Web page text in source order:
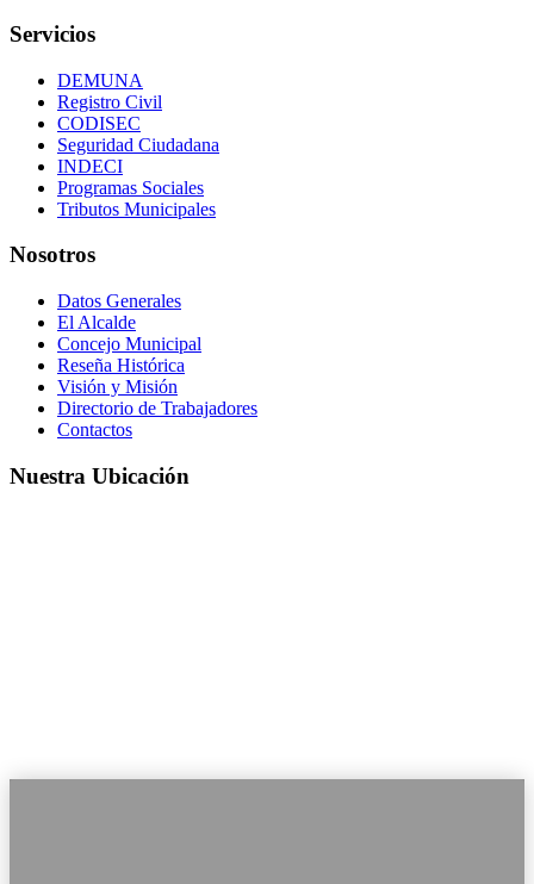
Servicios
DEMUNA
Registro Civil
CODISEC
Seguridad Ciudadana
INDECI
Programas Sociales
Tributos Municipales
Nosotros
Datos Generales
El Alcalde
Concejo Municipal
Reseña Histórica
Visión y Misión
Directorio de Trabajadores
Contactos
Nuestra Ubicación